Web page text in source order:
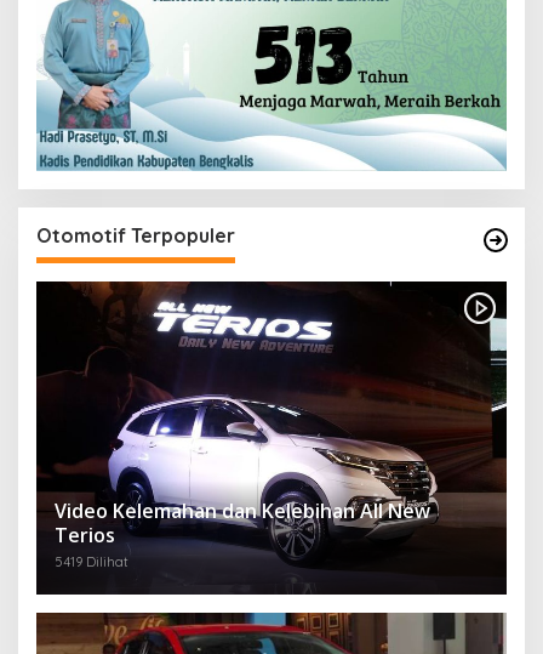
Otomotif Terpopuler
Video Kelemahan dan Kelebihan All New
Terios
5419 Dilihat